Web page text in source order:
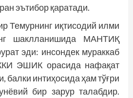
эътибор қаратади.
Темурнинг иқтисодий илми
шаклланишида МАНТИҚ
эди: инсондек мураккаб
ЭШИК орасида нафақат
балки интиҳосида ҳам тўғри
бир зарур талабдир.